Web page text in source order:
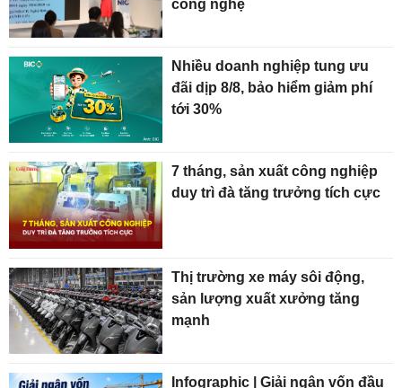
công nghệ
Nhiều doanh nghiệp tung ưu
đãi dịp 8/8, bảo hiểm giảm phí
tới 30%
7 tháng, sản xuất công nghiệp
duy trì đà tăng trưởng tích cực
Thị trường xe máy sôi động,
sản lượng xuất xưởng tăng
mạnh
Infographic | Giải ngân vốn đầu